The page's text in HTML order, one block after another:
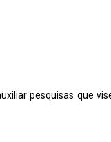
pesquisas que